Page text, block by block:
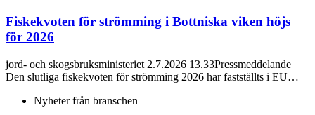
Fiskekvoten för strömming i Bottniska viken höjs
för 2026
jord- och skogsbruksministeriet 2.7.2026 13.33Pressmeddelande
Den slutliga fiskekvoten för strömming 2026 har fastställts i EU…
Nyheter från branschen